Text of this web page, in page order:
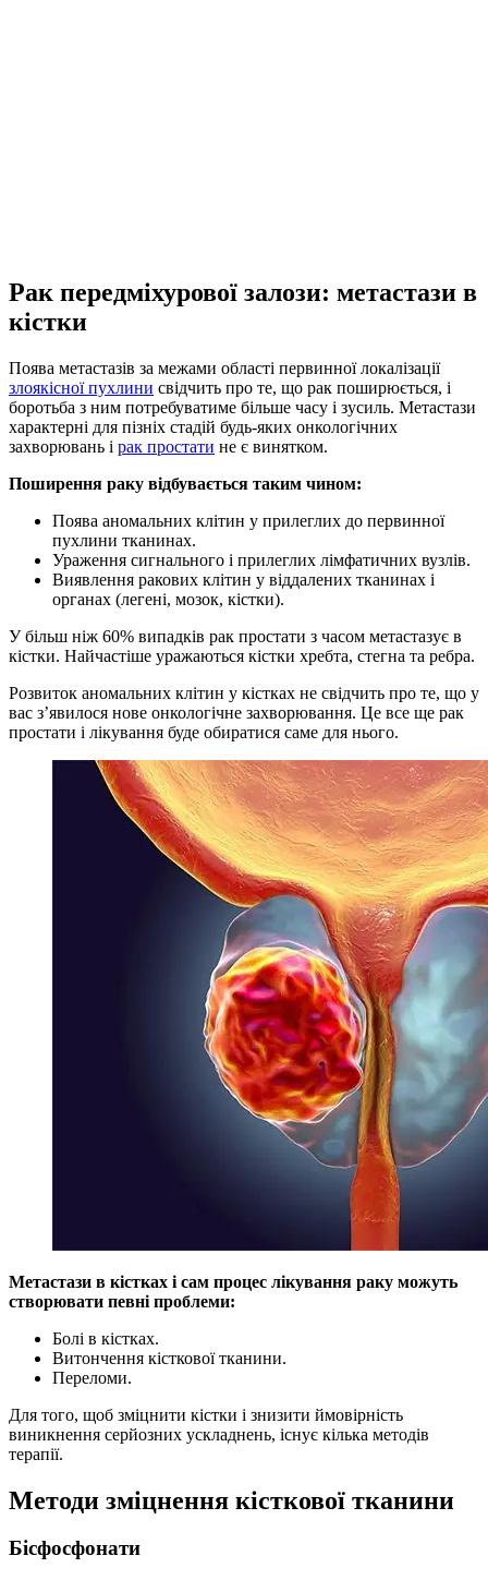
Рак передміхурової залози: метастази в
кістки
Поява метастазів за межами області первинної локалізації
злоякісної пухлини свідчить про те, що рак поширюється, і
боротьба з ним потребуватиме більше часу і зусиль. Метастази
характерні для пізніх стадій будь-яких онкологічних
захворювань і рак простати не є винятком.
Поширення раку відбувається таким чином:
Поява аномальних клітин у прилеглих до первинної
пухлини тканинах.
Ураження сигнального і прилеглих лімфатичних вузлів.
Виявлення ракових клітин у віддалених тканинах і
органах (легені, мозок, кістки).
У більш ніж 60% випадків рак простати з часом метастазує в
кістки. Найчастіше уражаються кістки хребта, стегна та ребра.
Розвиток аномальних клітин у кістках не свідчить про те, що у
вас з’явилося нове онкологічне захворювання. Це все ще рак
простати і лікування буде обиратися саме для нього.
Метастази в кістках і сам процес лікування раку можуть
створювати певні проблеми:
Болі в кістках.
Витончення кісткової тканини.
Переломи.
Для того, щоб зміцнити кістки і знизити ймовірність
виникнення серйозних ускладнень, існує кілька методів
терапії.
Методи зміцнення кісткової тканини
Бісфосфонати